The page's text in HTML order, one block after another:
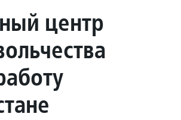
центр